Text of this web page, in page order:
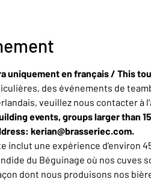
uniquement en français / This
des événements de
veuillez nous contacter à
events, groups larger than
kerian@brasseriec.com.
inclut une expérience d’environ
du Béguinage où nos
dont nous produisons nos